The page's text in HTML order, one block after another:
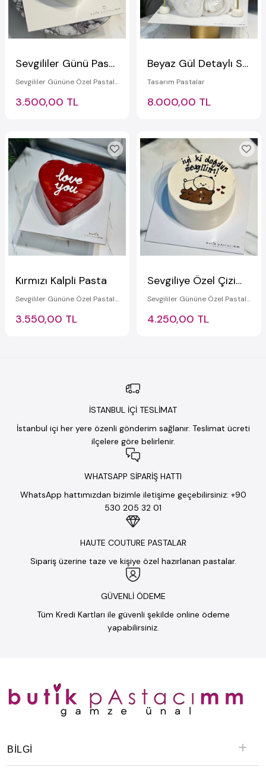
Sevgililer Günü Pastası
Sevgililer Gününe Özel Pastalar
3.500,00 TL
Beyaz Gül Detaylı Sevgiliye Hediye Pasta
Tasarım Pastalar
8.000,00 TL
Kırmızı Kalpli Pasta
Sevgililer Gününe Özel Pastalar
3.550,00 TL
Sevgiliye Özel Çizimli Pasta (Sarılan Çizgi Film Karakterleri)
Sevgililer Gününe Özel Pastalar
4.250,00 TL
İSTANBUL İÇİ TESLİMAT
İstanbul içi her yere özenli gönderim sağlanır. Teslimat ücreti
ilçelere göre belirlenir.
WHATSAPP SİPARİŞ HATTI
WhatsApp hattımızdan bizimle iletişime geçebilirsiniz: +90
530 205 32 01
HAUTE COUTURE PASTALAR
Sipariş üzerine taze ve kişiye özel hazırlanan pastalar.
GÜVENLİ ÖDEME
Tüm Kredi Kartları ile güvenli şekilde online ödeme
yapabilirsiniz.
BILGI